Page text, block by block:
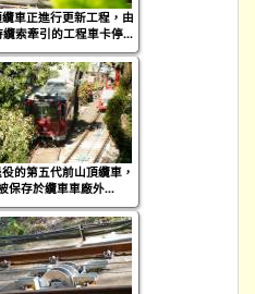
纜車正進行更新工程，由
纜索牽引的工程車卡停...
的第五代前山頂纜車，
保存於纜車車廠外...